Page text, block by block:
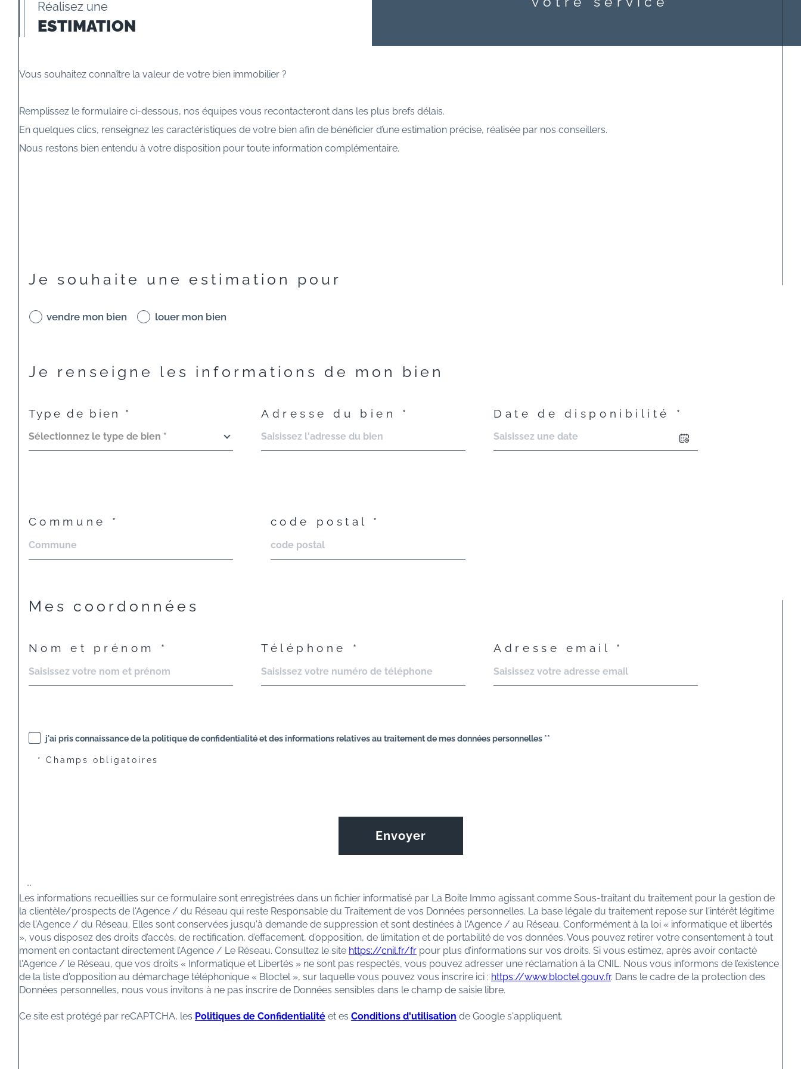
Réalisez une
ESTIMATION
Vous souhaitez connaître la valeur de votre bien immobilier ?
Remplissez le formulaire ci-dessous, nos équipes vous recontacteront dans les plus brefs délais.
En quelques clics, renseignez les caractéristiques de votre bien afin de bénéficier d’une estimation précise, réalisée par nos conseillers.
Nous restons bien entendu à votre disposition pour toute information complémentaire.
Je souhaite une estimation pour
vendre mon bien louer mon bien
Je renseigne les informations de mon bien
Type de bien *
Sélectionnez le type de bien *
Adresse du bien * Date de disponibilité *
Commune * code postal *
Mes coordonnées
Nom et prénom * Téléphone * Adresse email *
j'ai pris connaissance de la politique de confidentialité et des informations relatives au traitement de mes données personnelles **
* Champs obligatoires
Envoyer
**
Les informations recueillies sur ce formulaire sont enregistrées dans un fichier informatisé par La Boite Immo agissant comme Sous-traitant du traitement pour la gestion de
la clientèle/prospects de l'Agence / du Réseau qui reste Responsable du Traitement de vos Données personnelles. La base légale du traitement repose sur l'intérêt légitime
de l'Agence / du Réseau. Elles sont conservées jusqu'à demande de suppression et sont destinées à l'Agence / au Réseau. Conformément à la loi « informatique et libertés
», vous disposez des droits d’accès, de rectification, d’effacement, d’opposition, de limitation et de portabilité de vos données. Vous pouvez retirer votre consentement à tout
moment en contactant directement l’Agence / Le Réseau. Consultez le site https://cnil.fr/fr pour plus d’informations sur vos droits. Si vous estimez, après avoir contacté
l'Agence / le Réseau, que vos droits « Informatique et Libertés » ne sont pas respectés, vous pouvez adresser une réclamation à la CNIL. Nous vous informons de l’existence
de la liste d'opposition au démarchage téléphonique « Bloctel », sur laquelle vous pouvez vous inscrire ici : https://www.bloctel.gouv.fr. Dans le cadre de la protection des
Données personnelles, nous vous invitons à ne pas inscrire de Données sensibles dans le champ de saisie libre.
Ce site est protégé par reCAPTCHA, les Politiques de Confidentialité et es Conditions d'utilisation de Google s'appliquent.